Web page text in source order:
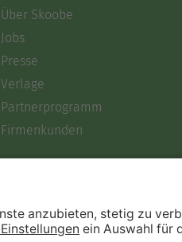
Über Skoobe
Jobs
Presse
Verlage
Partnerprogramm
Firmenkunden